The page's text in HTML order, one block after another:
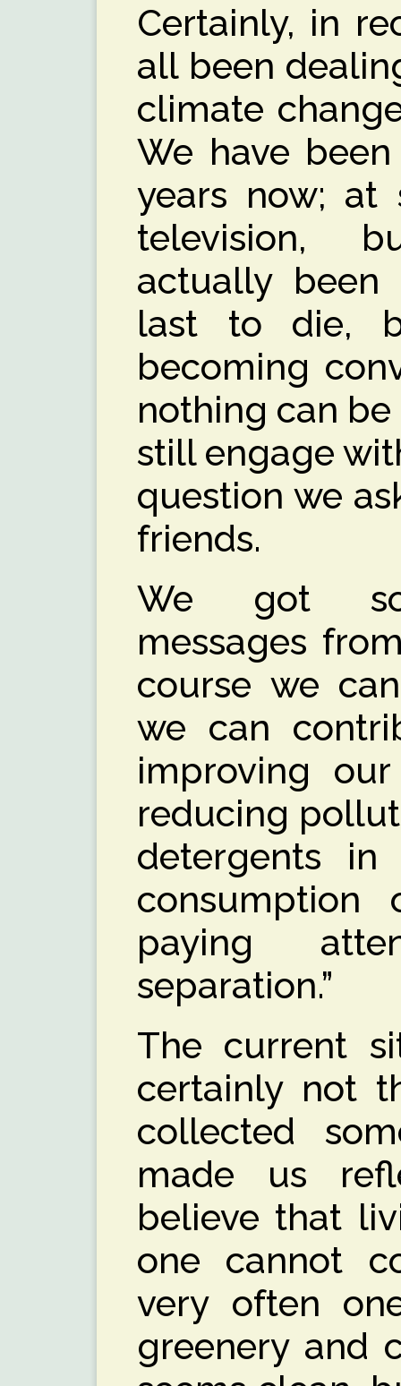
Certainly, in
all been
climate
We have
years now; at
television,
actually been
last to die,
becoming
nothing can
still engage
question we
friends.
We got
messages
course we
we can
improving
reducing
detergents
paying
separation.”
The current
certainly not
collected
made us
believe that
one cannot
very often
greenery and